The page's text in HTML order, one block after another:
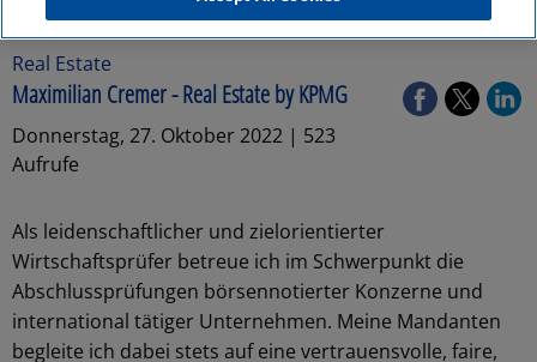
Real Estate
Maximilian Cremer - Real Estate by KPMG
Donnerstag, 27. Oktober 2022 | 523
Aufrufe
Als leidenschaftlicher und zielorientierter
Wirtschaftsprüfer betreue ich im Schwerpunkt die
Abschlussprüfungen börsennotierter Konzerne und
international tätiger Unternehmen. Meine Mandanten
begleite ich dabei stets auf eine vertrauensvolle, faire,